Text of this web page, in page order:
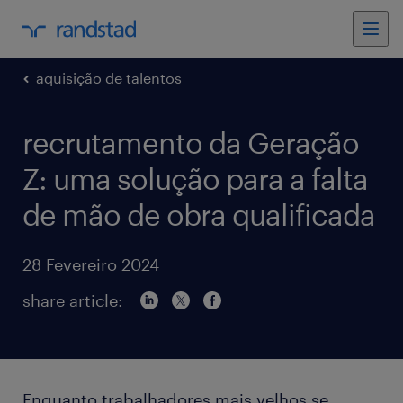
aquisição de talentos
recrutamento da Geração
Z: uma solução para a falta
de mão de obra qualificada
28 Fevereiro 2024
share article: